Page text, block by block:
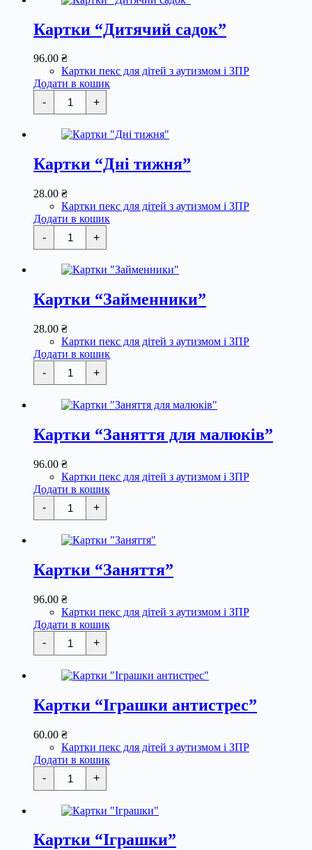
Картки “Дитячий садок”
96.00 ₴
Картки пекс для дітей з аутизмом і ЗПР
Додати в кошик
-
"Дитячий
садок"
кількість
+
Картки “Дні тижня”
28.00 ₴
Картки пекс для дітей з аутизмом і ЗПР
Додати в кошик
-
Картки
"Дні
тижня"
кількість
+
Картки “Займенники”
28.00 ₴
Картки пекс для дітей з аутизмом і ЗПР
Додати в кошик
-
Картки
"Займенники"
кількість
+
Картки “Заняття для малюків”
96.00 ₴
Картки пекс для дітей з аутизмом і ЗПР
Додати в кошик
-
Картки
"Заняття
для
малюків"
кількість
+
Картки “Заняття”
96.00 ₴
Картки пекс для дітей з аутизмом і ЗПР
Додати в кошик
-
Картки
"Заняття"
кількість
+
Картки “Іграшки антистрес”
60.00 ₴
Картки пекс для дітей з аутизмом і ЗПР
Додати в кошик
-
Картки
"Іграшки
антистрес"
кількість
+
Картки “Іграшки”